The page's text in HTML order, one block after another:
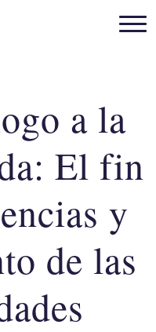
digital
a la
El fin
y
de las